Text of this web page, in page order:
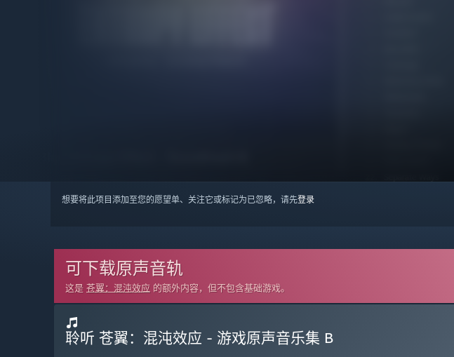
想要将此项目添加至您的愿望单、关注它或标记为已忽略，请先登录
可下载原声音轨
这是 苍翼：混沌效应 的额外内容，但不包含基础游戏。
聆听 苍翼：混沌效应 - 游戏原声音乐集 B